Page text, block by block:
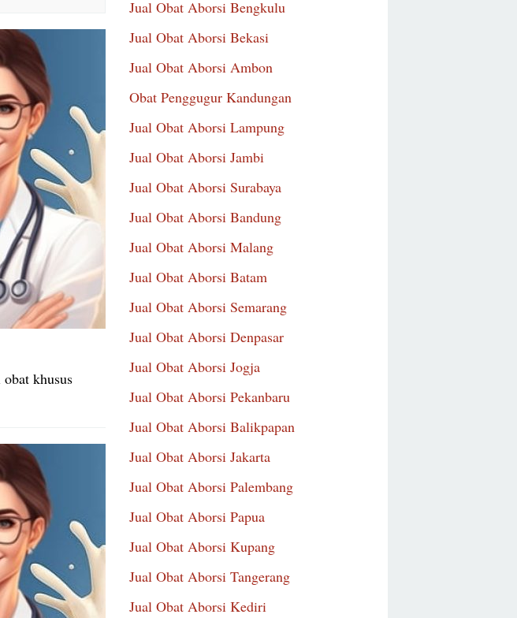
khusus
Jual Obat Aborsi Bengkulu
Jual Obat Aborsi Bekasi
Jual Obat Aborsi Ambon
Obat Penggugur Kandungan
Jual Obat Aborsi Lampung
Jual Obat Aborsi Jambi
Jual Obat Aborsi Surabaya
Jual Obat Aborsi Bandung
Jual Obat Aborsi Malang
Jual Obat Aborsi Batam
Jual Obat Aborsi Semarang
Jual Obat Aborsi Denpasar
Jual Obat Aborsi Jogja
Jual Obat Aborsi Pekanbaru
Jual Obat Aborsi Balikpapan
Jual Obat Aborsi Jakarta
Jual Obat Aborsi Palembang
Jual Obat Aborsi Papua
Jual Obat Aborsi Kupang
Jual Obat Aborsi Tangerang
Jual Obat Aborsi Kediri